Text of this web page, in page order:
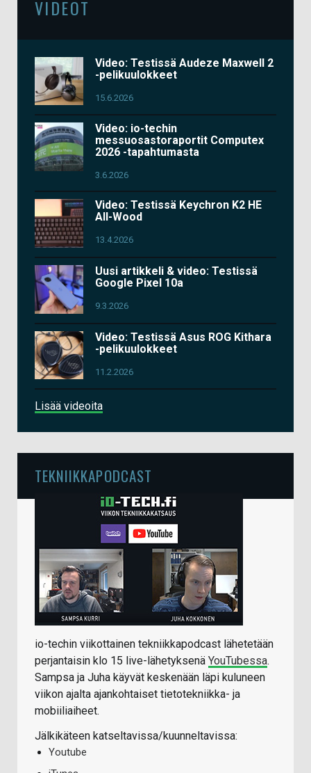
VIDEOT
Video: Testissä Audeze Maxwell 2
-pelikuulokkeet
15.6.2026
Video: io-techin
messuosastoraportit Computex
2026 -tapahtumasta
3.6.2026
Video: Testissä Keychron K2 HE
All-Wood
13.4.2026
Uusi artikkeli & video: Testissä
Google Pixel 10a
9.3.2026
Video: Testissä Asus ROG Kithara
-pelikuulokkeet
11.2.2026
Lisää videoita
TEKNIIKKAPODCAST
io-techin viikottainen tekniikkapodcast lähetetään
perjantaisin klo 15 live-lähetyksenä YouTubessa.
Sampsa ja Juha käyvät keskenään läpi kuluneen
viikon ajalta ajankohtaiset tietotekniikka- ja
mobiiliaiheet.
Jälkikäteen katseltavissa/kuunneltavissa:
Youtube